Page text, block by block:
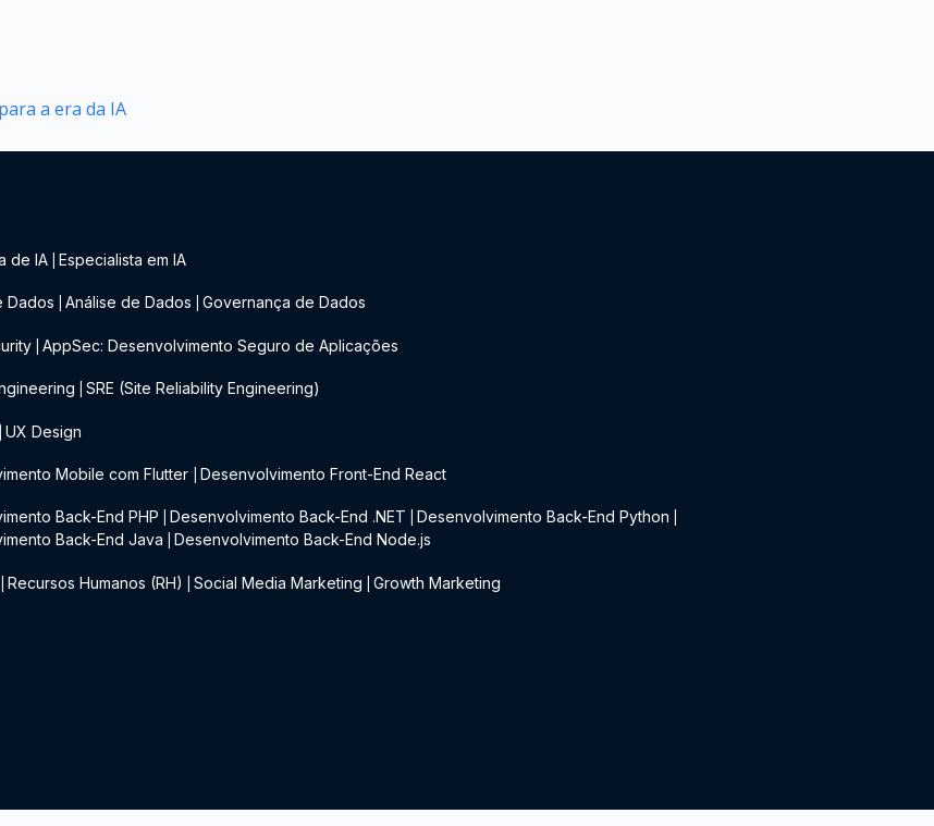
a era da IA
de IA Especialista em IA
Dados Análise de Dados Governança de Dados
AppSec: Desenvolvimento Seguro de Aplicações
SRE (Site Reliability Engineering)
UX Design
Mobile com Flutter Desenvolvimento Front-End React
Back-End PHP Desenvolvimento Back-End .NET Desenvolvimento Back-End Python
Back-End Java Desenvolvimento Back-End Node.js
Recursos Humanos (RH) Social Media Marketing Growth Marketing